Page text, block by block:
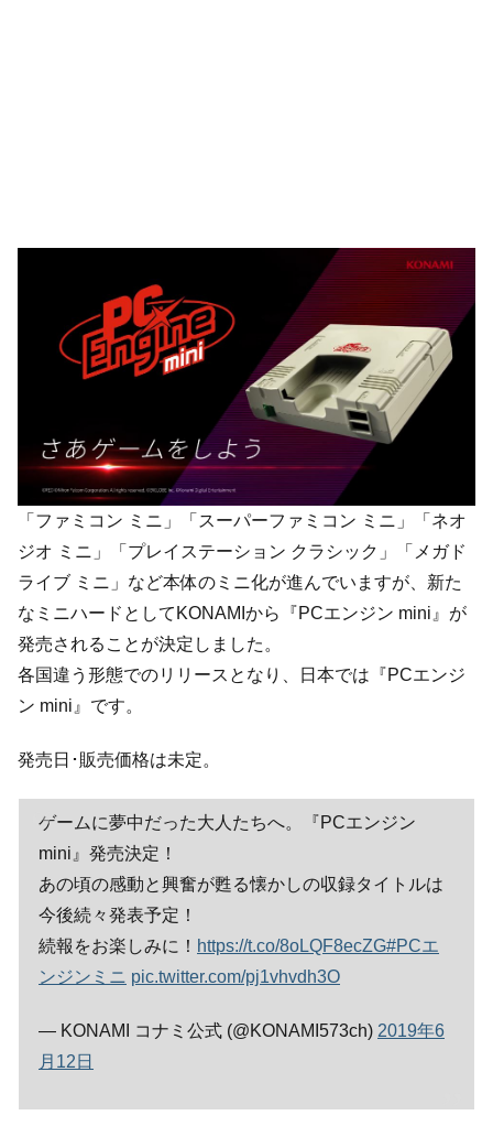
「ファミコン ミニ」「スーパーファミコン ミニ」「ネオ
ジオ ミニ」「プレイステーション クラシック」「メガド
ライブ ミニ」など本体のミニ化が進んでいますが、新た
なミニハードとしてKONAMIから『PCエンジン mini』が
発売されることが決定しました。
各国違う形態でのリリースとなり、日本では『PCエンジ
ン mini』です。
発売日･販売価格は未定。
ゲームに夢中だった大人たちへ。『PCエンジン
mini』発売決定！
あの頃の感動と興奮が甦る懐かしの収録タイトルは
今後続々発表予定！
続報をお楽しみに！ https://t.co/8oLQF8ecZG#PCエ
ンジンミニ pic.twitter.com/pj1vhvdh3O
— KONAMI コナミ公式 (@KONAMI573ch) 2019年6
月12日